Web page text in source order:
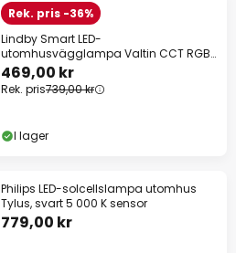
Rek. pris -36%
Lindby Smart LED-
utomhusvägglampa Valtin CCT RGB
Tuya IP54
469,00 kr
Rek. pris739,00 kr
I lager
Philips LED-solcellslampa utomhus
Tylus, svart 5 000 K sensor
779,00 kr